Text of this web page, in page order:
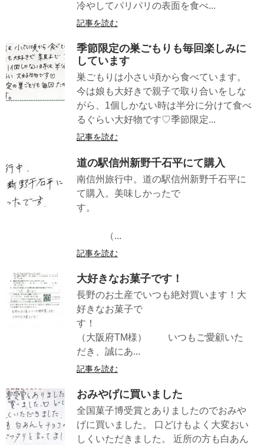
冷やしてパリパリの表面を食べ...
記事を読む
季節限定の巣ごもりも毎回楽しみに
しています
巣ごもりは小さい頃から食べています。
今は娘も大好きで親子で取り合いをしな
がら、1個しかない時は半分に分けて食べ
るぐらい大好物です♡季節限定...
記事を読む
道の駅信州新野千石平にて購入
南信州旅行中。道の駅信州新野千石平に
て購入。美味しかったで
す。
（...
記事を読む
大好きなお菓子です！
長野のお土産でいつも絶対買います！大
好きなお菓子で
す！
（大阪府TM様） いつもご愛顧いた
だき、誠にあ...
記事を読む
おみやげに買いました
全国菓子博受賞とありましたのでおみや
げに買いました。 口どけもよく大変おい
しくいただきました。 近所の方も白あん